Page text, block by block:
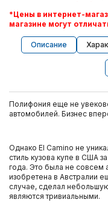
*Цены в интернет-
магазине могут
Описание
Полифония еще не
автомобилей. Бизнес
Однако El Camino не
стиль кузова купе в США
года. Это была не совсем
изобретена в Австралии
случае, сделал
являются тривиальными.